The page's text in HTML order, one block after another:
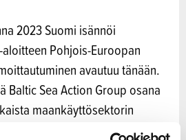
2023 Suomi isännöi
Pohjois-Euroopan
avautuu tänään.
Baltic Sea Action Group osana
maankäyttösektorin